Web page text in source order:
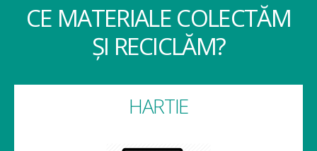
CE MATERIALE COLECTĂM
ȘI RECICLĂM?
HARTIE